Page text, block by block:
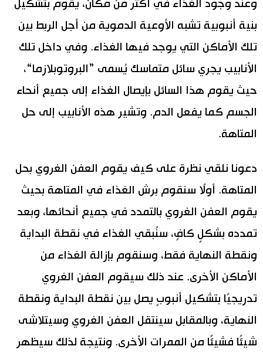
وعند وجود الغذاء في أكثر من مكان، يقوم بتشكيل
بنية أنبوبية تشبه الأوعية الدموية من أجل الربط بين
تلك الأماكن التي يوجد فيها الغذاء. وفي داخل تلك
الأنابيب يجري سائل متماسك يُسمى ”البروتوبلازما“،
حيث يقوم هذا السائل بإيصال الغذاء إلى جميع أنحاء
الجسم كما يفعل الدم. وتشير هذه الأنابيب إلى حل
المتاهة.
دعونا نلقي نظرة على كيف يقوم العفن الغروي بحل
المتاهة. أولًا سنقوم برش الغذاء في المتاهة بحيث
يقوم العفن الغروي بالتمدد في جميع أنحائها، وبعد
تمدده بشكلٍ كافٍ، سنُبقي الغذاء في نقطة البداية
ونقطة النهاية فقط، وسنقوم بإزالة الغذاء من
الأماكن الأخرى. عند ذلك سيقوم العفن الغروي
تدريجيًا بتشكيل أنبوبٍ يصل بين نقطة البداية ونقطة
النهاية، وبالمقابل سينتقل العفن الغروي وسيتلاشى
شيئًا فشيئًا من الممرات الأخرى. ونتيجة لذلك سيظهر